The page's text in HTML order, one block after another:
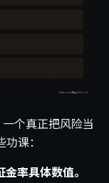
个真正把风险当
课：
率具体数值。